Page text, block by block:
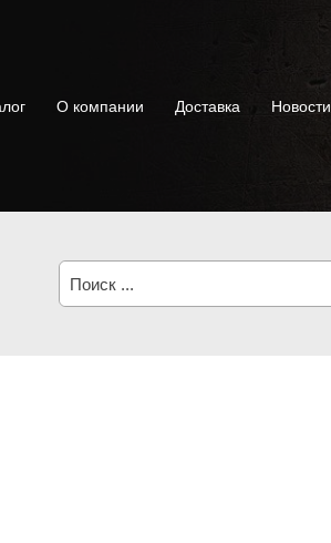
О компании Доставка Новости
Поиск: